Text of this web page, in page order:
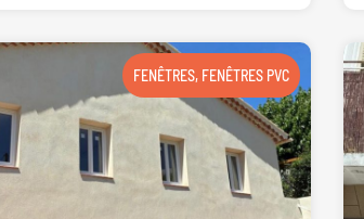
FENÊTRES, FENÊTRES PVC